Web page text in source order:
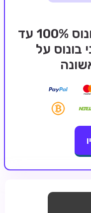
חבילת קבלת פנים: בונוס 100% עד
ספיני בונוס על